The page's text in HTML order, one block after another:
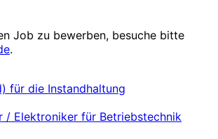
Job zu bewerben, besuche bitte
.
für die Instandhaltung
/ Elektroniker für Betriebstechnik